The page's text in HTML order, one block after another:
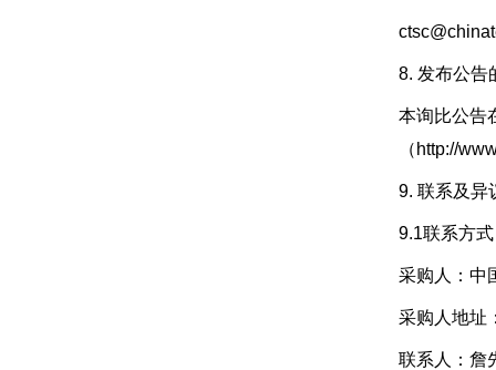
8. 发布公告
本询比公告
（http://
9. 联系及异
9.1联系方式
采购人： 中
采购人地址
联系人：詹